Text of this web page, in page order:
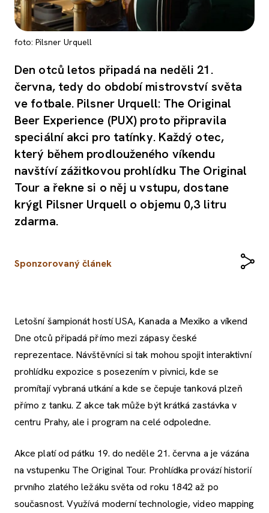
foto: Pilsner Urquell
Den otců letos připadá na neděli 21.
června, tedy do období mistrovství světa
ve fotbale. Pilsner Urquell: The Original
Beer Experience (PUX) proto připravila
speciální akci pro tatínky. Každý otec,
který během prodlouženého víkendu
navštíví zážitkovou prohlídku The Original
Tour a řekne si o něj u vstupu, dostane
krýgl Pilsner Urquell o objemu 0,3 litru
zdarma.
Sponzorovaný článek
Letošní šampionát hostí USA, Kanada a Mexiko a víkend
Dne otců připadá přímo mezi zápasy české
reprezentace. Návštěvníci si tak mohou spojit interaktivní
prohlídku expozice s posezením v pivnici, kde se
promítají vybraná utkání a kde se čepuje tanková plzeň
přímo z tanku. Z akce tak může být krátká zastávka v
centru Prahy, ale i program na celé odpoledne.
Akce platí od pátku 19. do neděle 21. června a je vázána
na vstupenku The Original Tour. Prohlídka provází historií
prvního zlatého ležáku světa od roku 1842 až po
současnost. Využívá moderní technologie, video mapping